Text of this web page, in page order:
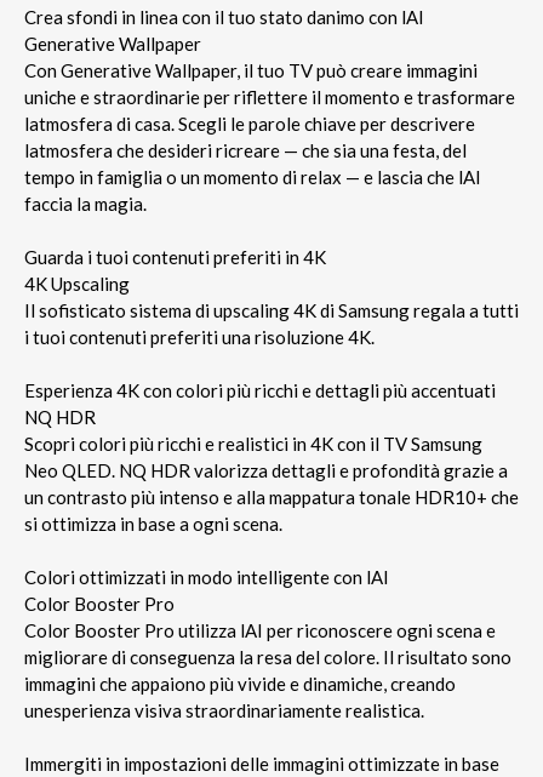
Crea sfondi in linea con il tuo stato danimo con lAI
Generative Wallpaper
Con Generative Wallpaper, il tuo TV può creare immagini
uniche e straordinarie per riflettere il momento e trasformare
latmosfera di casa. Scegli le parole chiave per descrivere
latmosfera che desideri ricreare — che sia una festa, del
tempo in famiglia o un momento di relax — e lascia che lAI
faccia la magia.
Guarda i tuoi contenuti preferiti in 4K
4K Upscaling
Il sofisticato sistema di upscaling 4K di Samsung regala a tutti
i tuoi contenuti preferiti una risoluzione 4K.
Esperienza 4K con colori più ricchi e dettagli più accentuati
NQ HDR
Scopri colori più ricchi e realistici in 4K con il TV Samsung
Neo QLED. NQ HDR valorizza dettagli e profondità grazie a
un contrasto più intenso e alla mappatura tonale HDR10+ che
si ottimizza in base a ogni scena.
Colori ottimizzati in modo intelligente con lAI
Color Booster Pro
Color Booster Pro utilizza lAI per riconoscere ogni scena e
migliorare di conseguenza la resa del colore. Il risultato sono
immagini che appaiono più vivide e dinamiche, creando
unesperienza visiva straordinariamente realistica.
Immergiti in impostazioni delle immagini ottimizzate in base